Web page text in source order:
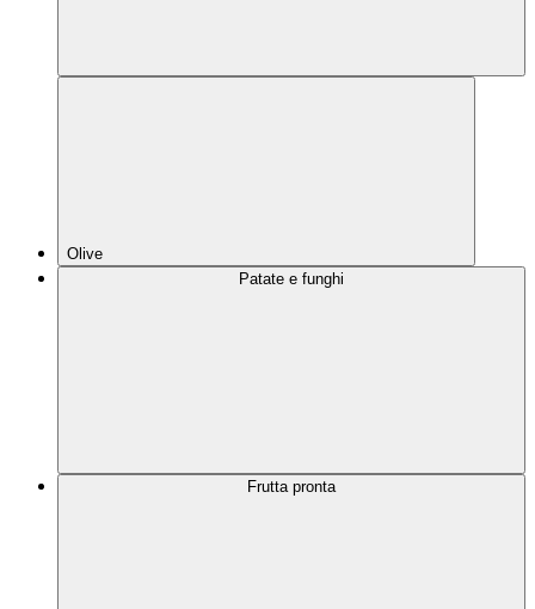
Olive
Patate e funghi
Frutta pronta